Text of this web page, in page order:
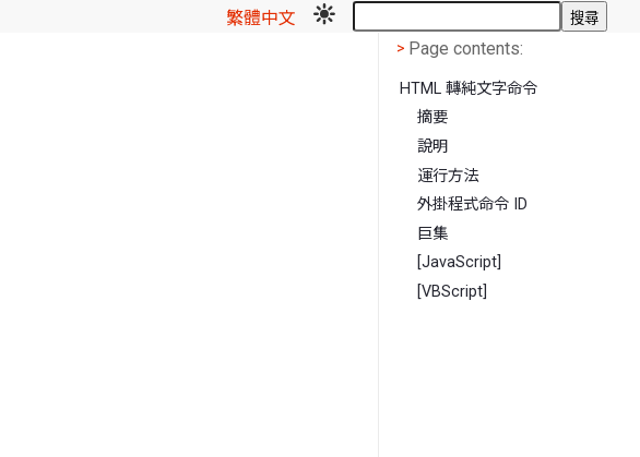
繁體中文 搜尋
< Page contents
> Page contents:
HTML 轉純文字命令
摘要
說明
運行方法
外掛程式命令 ID
巨集
[JavaScript]
[VBScript]